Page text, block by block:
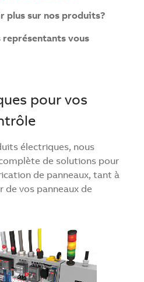
plus sur nos produits?
représentants vous
pour vos
électriques, nous
de solutions pour
de panneaux, tant à
de vos panneaux de